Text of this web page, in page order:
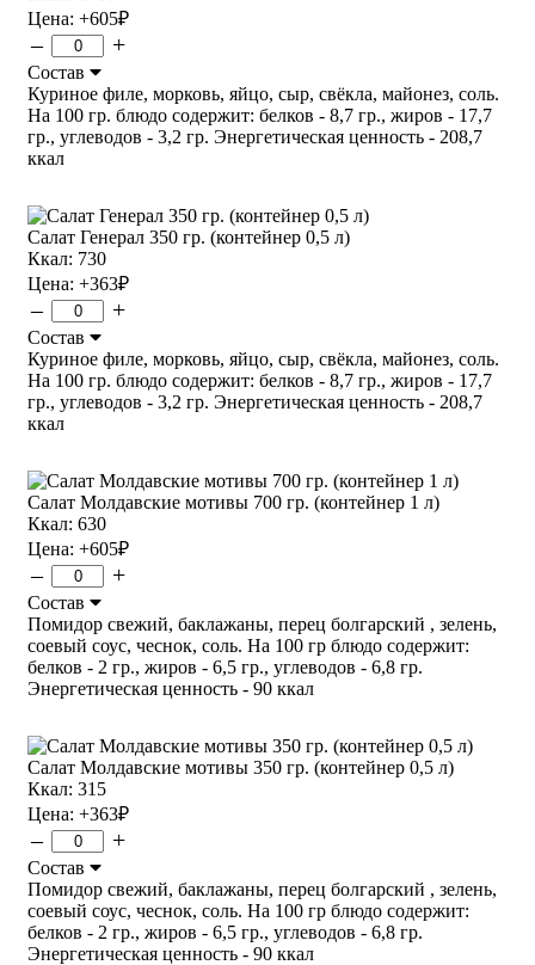
Цена: +605₽
– +
Состав
Куриное филе, морковь, яйцо, сыр, свёкла, майонез, соль.
На 100 гр. блюдо содержит: белков - 8,7 гр., жиров - 17,7
гр., углеводов - 3,2 гр. Энергетическая ценность - 208,7
ккал
Салат Генерал 350 гр. (контейнер 0,5 л)
Ккал: 730
Цена: +363₽
– +
Состав
Куриное филе, морковь, яйцо, сыр, свёкла, майонез, соль.
На 100 гр. блюдо содержит: белков - 8,7 гр., жиров - 17,7
гр., углеводов - 3,2 гр. Энергетическая ценность - 208,7
ккал
Салат Молдавские мотивы 700 гр. (контейнер 1 л)
Ккал: 630
Цена: +605₽
– +
Состав
Помидор свежий, баклажаны, перец болгарский , зелень,
соевый соус, чеснок, соль. На 100 гр блюдо содержит:
белков - 2 гр., жиров - 6,5 гр., углеводов - 6,8 гр.
Энергетическая ценность - 90 ккал
Салат Молдавские мотивы 350 гр. (контейнер 0,5 л)
Ккал: 315
Цена: +363₽
– +
Состав
Помидор свежий, баклажаны, перец болгарский , зелень,
соевый соус, чеснок, соль. На 100 гр блюдо содержит:
белков - 2 гр., жиров - 6,5 гр., углеводов - 6,8 гр.
Энергетическая ценность - 90 ккал